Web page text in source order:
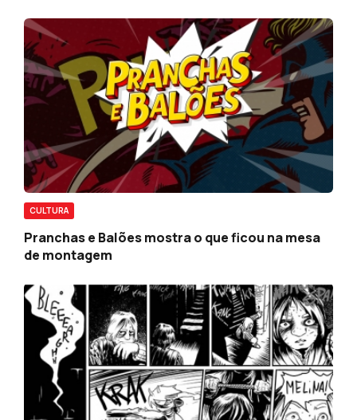
CULTURA
Pranchas e Balões mostra o que ficou na mesa
de montagem